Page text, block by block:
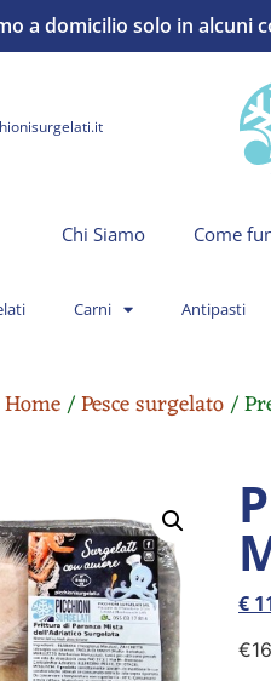
a domicilio solo in alcuni
Chi Siamo Come
Carni Antipasti
Home/Pesce surgelato/
€